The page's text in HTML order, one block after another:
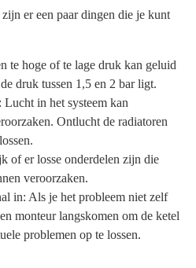
er een paar dingen die je kunt
te hoge of te lage druk kan geluid
druk tussen 1,5 en 2 bar ligt.
in het systeem kan
Ontlucht de radiatoren
of er losse onderdelen zijn die
veroorzaken.
in: Als je het probleem niet zelf
monteur langskomen om de ketel
problemen op te lossen.